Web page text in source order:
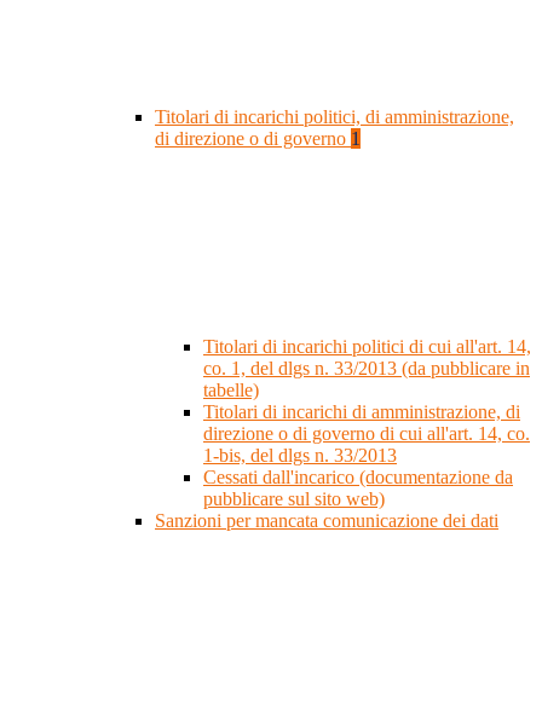
Titolari di incarichi politici, di amministrazione,
di direzione o di governo 1
Titolari di incarichi politici di cui all'art. 14,
co. 1, del dlgs n. 33/2013 (da pubblicare in
tabelle)
Titolari di incarichi di amministrazione, di
direzione o di governo di cui all'art. 14, co.
1-bis, del dlgs n. 33/2013
Cessati dall'incarico (documentazione da
pubblicare sul sito web)
Sanzioni per mancata comunicazione dei dati